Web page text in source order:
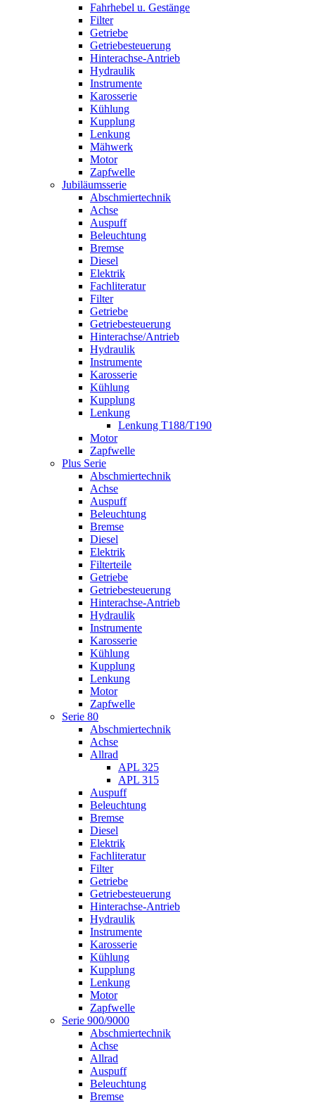
Fahrhebel u. Gestänge
Filter
Getriebe
Getriebesteuerung
Hinterachse-Antrieb
Hydraulik
Instrumente
Karosserie
Kühlung
Kupplung
Lenkung
Mähwerk
Motor
Zapfwelle
Jubiläumsserie
Abschmiertechnik
Achse
Auspuff
Beleuchtung
Bremse
Diesel
Elektrik
Fachliteratur
Filter
Getriebe
Getriebesteuerung
Hinterachse/Antrieb
Hydraulik
Instrumente
Karosserie
Kühlung
Kupplung
Lenkung
Lenkung T188/T190
Motor
Zapfwelle
Plus Serie
Abschmiertechnik
Achse
Auspuff
Beleuchtung
Bremse
Diesel
Elektrik
Filterteile
Getriebe
Getriebesteuerung
Hinterachse-Antrieb
Hydraulik
Instrumente
Karosserie
Kühlung
Kupplung
Lenkung
Motor
Zapfwelle
Serie 80
Abschmiertechnik
Achse
Allrad
APL 325
APL 315
Auspuff
Beleuchtung
Bremse
Diesel
Elektrik
Fachliteratur
Filter
Getriebe
Getriebesteuerung
Hinterachse-Antrieb
Hydraulik
Instrumente
Karosserie
Kühlung
Kupplung
Lenkung
Motor
Zapfwelle
Serie 900/9000
Abschmiertechnik
Achse
Allrad
Auspuff
Beleuchtung
Bremse